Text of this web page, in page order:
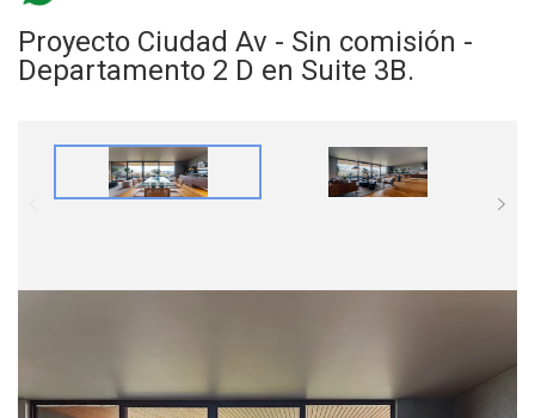
Proyecto Ciudad Av - Sin comisión -
Departamento 2 D en Suite 3B.